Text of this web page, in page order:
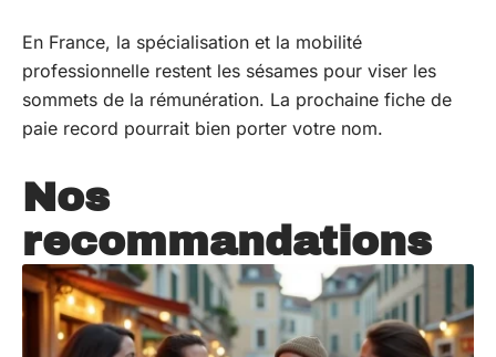
En France, la spécialisation et la mobilité
professionnelle restent les sésames pour viser les
sommets de la rémunération. La prochaine fiche de
paie record pourrait bien porter votre nom.
Nos
recommandations